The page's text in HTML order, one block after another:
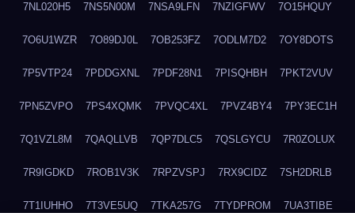
7NL020H5 7NS5N00M 7NSA9LFN 7NZIGFWV 7O15HQUY
7O6U1WZR 7O89DJ0L 7OB253FZ 7ODLM7D2 7OY8DOTS
7P5VTP24 7PDDGXNL 7PDF28N1 7PISQHBH 7PKT2VUV
7PN5ZVPO 7PS4XQMK 7PVQC4XL 7PVZ4BY4 7PY3EC1H
7Q1VZL8M 7QAQLLVB 7QP7DLC5 7QSLGYCU 7R0ZOLUX
7R9IGDKD 7ROB1V3K 7RPZVSPJ 7RX9CIDZ 7SH2DRLB
7T1IUHHO 7T3VE5UQ 7TKA257G 7TYDPROM 7UA3TIBE